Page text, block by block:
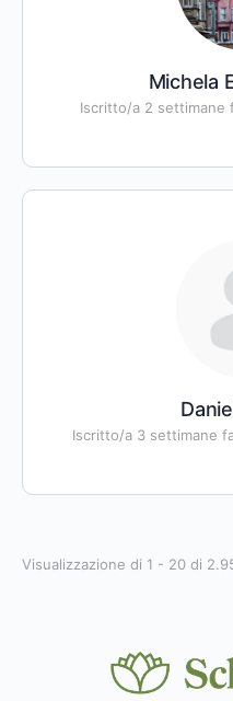
Michela
Iscritto/a 2 settimane
Iscritto/a 3 settimane
Visualizzazione di 1 - 20 di